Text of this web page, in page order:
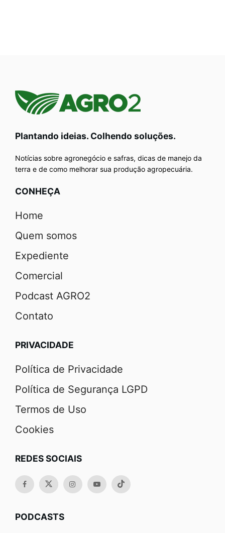
Plantando ideias. Colhendo soluções.
Notícias sobre agronegócio e safras, dicas de manejo da
terra e de como melhorar sua produção agropecuária.
CONHEÇA
Home
Quem somos
Expediente
Comercial
Podcast AGRO2
Contato
PRIVACIDADE
Política de Privacidade
Política de Segurança LGPD
Termos de Uso
Cookies
REDES SOCIAIS
PODCASTS